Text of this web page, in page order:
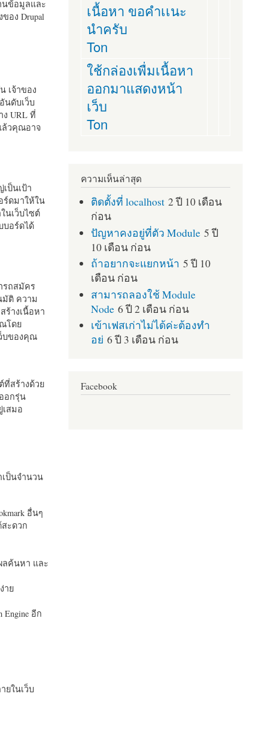
นข้อมูลและ
อง Drupal
เจ้าของ
นดับเว็บ
URL ที่
ล้วคุณอาจ
ป็นเป้า
ร์ดมาให้ใน
นเว็บไซต์
บอร์ดได้
รถสมัคร
มัติ ความ
ร้างเนื้อหา
ณโดย
บของคุณ
ที่สร้างด้วย
อกรุ่น
สมอ
ป็นจำนวน
อื่นๆ
สะดวก
ลค้นหา และ
าย
อีก
ยในเว็บ
เนื้อหา ขอคำเเนะ
นำครับ
Ton
ใช้กล่องเพื่มเนื้อหา
ออกมาแสดงหน้า
เว็บ
Ton
ความเห็นล่าสุด
ติดตั้งที่ localhost 2 ปี 10 เดือน
ก่อน
ปัญหาคงอยู่ที่ตัว Module 5 ปี
10 เดือน ก่อน
ถ้าอยากจะแยกหน้า 5 ปี 10
เดือน ก่อน
สามารถลองใช้ Module
Node 6 ปี 2 เดือน ก่อน
เข้าเฟสเก่าไม่ได้ค่ะต้องทำ
อย่ 6 ปี 3 เดือน ก่อน
Facebook